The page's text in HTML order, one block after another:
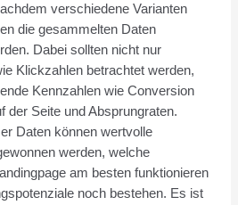
verschiedene Varianten
die gesammelten Daten
Dabei sollten nicht nur
Klickzahlen betrachtet werden,
Kennzahlen wie Conversion
der Seite und Absprungraten.
Daten können wertvolle
werden, welche
am besten funktionieren
noch bestehen. Es ist